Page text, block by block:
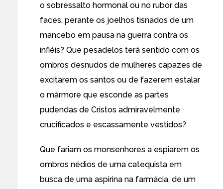
o sobressalto hormonal ou no rubor das
faces, perante os joelhos tisnados de um
mancebo em pausa na guerra contra os
infiéis? Que pesadelos terá sentido com os
ombros desnudos de mulheres capazes de
excitarem os santos ou de fazerem estalar
o mármore que esconde as partes
pudendas de Cristos admiravelmente
crucificados e escassamente vestidos?
Que fariam os monsenhores a espiarem os
ombros nédios de uma catequista em
busca de uma aspirina na farmácia, de um